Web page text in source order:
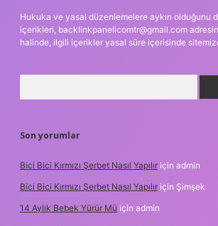
Hukuka ve yasal düzenlemelere aykırı olduğunu
içerikleri, backlinkpanelicomtr@gmail.com
halinde, ilgili içerikler yasal süre içerisinde
Son yorumlar
Bici Bici Kırmızı Şerbet Nasıl Yapılır için admin
Bici Bici Kırmızı Şerbet Nasıl Yapılır için Şimşek
14 Aylık Bebek Yürür Mü için admin